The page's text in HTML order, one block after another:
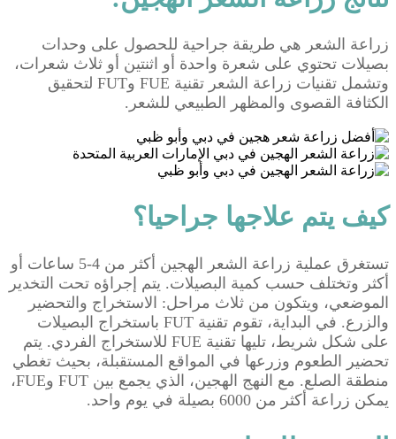
زراعة الشعر هي طريقة جراحية للحصول على وحدات
بصيلات تحتوي على شعرة واحدة أو اثنتين أو ثلاث شعرات،
وتشمل تقنيات زراعة الشعر تقنية FUE وFUT لتحقيق
الكثافة القصوى والمظهر الطبيعي للشعر.
كيف يتم علاجها جراحيا؟
تستغرق عملية زراعة الشعر الهجين أكثر من 4-5 ساعات أو
أكثر وتختلف حسب كمية البصيلات. يتم إجراؤه تحت التخدير
الموضعي، ويتكون من ثلاث مراحل: الاستخراج والتحضير
والزرع. في البداية، تقوم تقنية FUT باستخراج البصيلات
على شكل شريط، تليها تقنية FUE للاستخراج الفردي. يتم
تحضير الطعوم وزرعها في المواقع المستقبلة، بحيث تغطي
منطقة الصلع. مع النهج الهجين، الذي يجمع بين FUT وFUE،
يمكن زراعة أكثر من 6000 بصيلة في يوم واحد.